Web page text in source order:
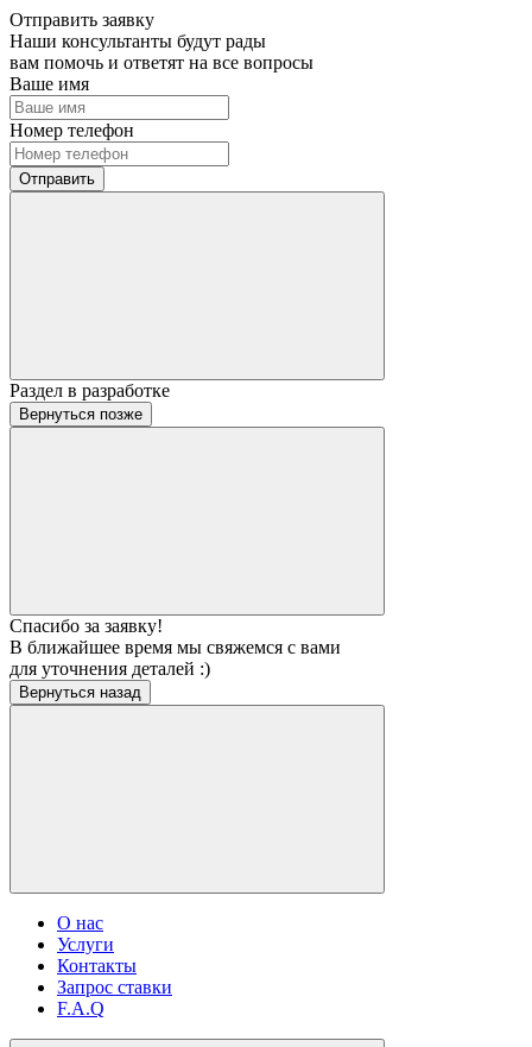
Отправить заявку
Наши консультанты будут рады
вам помочь и ответят на все вопросы
Ваше имя
Номер телефон
Отправить
Раздел в разработке
Вернуться позже
Спасибо за заявку!
В ближайшее время мы свяжемся c вами
для уточнения деталей :)
Вернуться назад
О нас
Услуги
Контакты
Запрос ставки
F.A.Q